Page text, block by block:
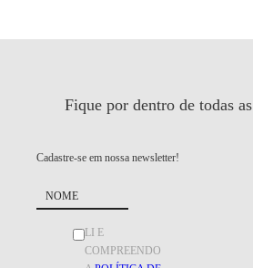
Fique por dentro de todas as
Cadastre-se em nossa newsletter!
LI E
COMPREENDO